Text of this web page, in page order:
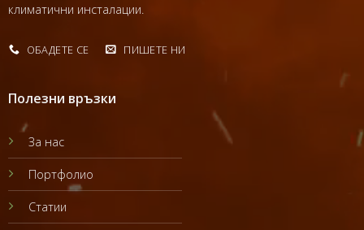
климатични инсталации.
ОБАДЕТЕ СЕ ПИШЕТЕ НИ
Полезни връзки
За нас
Портфолио
Статии